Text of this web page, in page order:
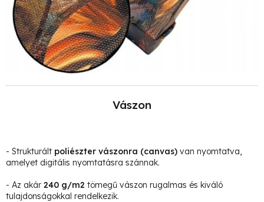
Vászon
- Strukturált poliészter vászonra (canvas) van nyomtatva,
amelyet digitális nyomtatásra szánnak.
- Az akár 240 g/m2 tömegű vászon rugalmas és kiváló
tulajdonságokkal rendelkezik.